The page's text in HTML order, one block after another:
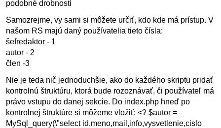
podobné drobnosti
Samozrejme, vy sami si môžete určiť, kdo kde má prístup. V
našom RS majú daný používatelia tieto čísla:
šefredaktor - 1
autor - 2
člen -3
Nie je teda nič jednoduchšie, ako do každého skriptu pridať
kontrolnú štruktúru, ktorá bude rozoznávať, či používateľ má
právo vstupu do danej sekcie. Do index.php hneď po
kontrolnej štruktúre si môžeme vložiť: <? $autor =
MySql_query(\"select id,meno,mail,info,vysvetlenie,cislo